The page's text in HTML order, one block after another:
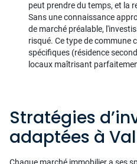
peut prendre du temps, et la
Sans une connaissance
de marché préalable,
risqué. Ce type de commune
spécifiques (résidence
locaux maîtrisant
Stratégies
adaptées à